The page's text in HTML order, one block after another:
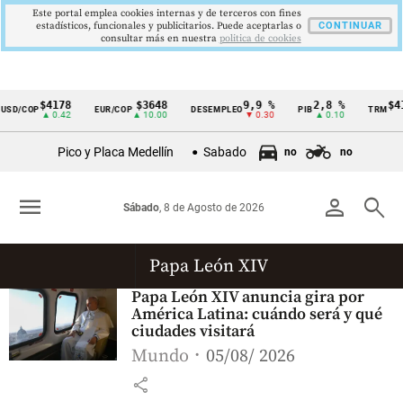
Cintillo
Colombia
COP$4178
▲ 0.42
EUR/COP $3648
▲ 10.00
DESEMPLEO9,9 %
▼ 0.30
PIB 2,8 %
▲ 0.10
TRM
Pico y Placa Medellín Sabado no no
person search
Sábado, 8 de Agosto de 2026
menu
Papa León XIV
Papa León XIV anuncia gira por
América Latina: cuándo será y qué
ciudades visitará
Mundo 05/08/ 2026
share
Este portal emplea cookies internas y de terceros con fines
estadísticos, funcionales y publicitarios. Puede aceptarlas o
consultar más en nuestra politica de cookies
CONTINUAR